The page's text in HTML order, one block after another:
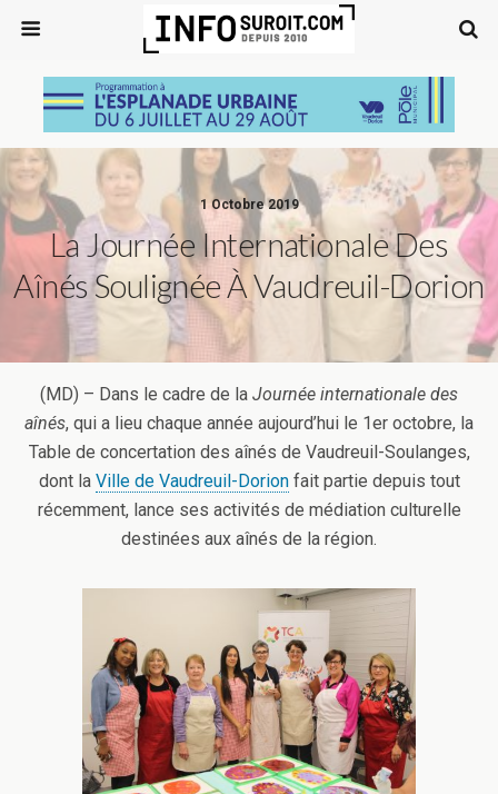
1 Octobre 2019
La Journée Internationale Des
Aînés Soulignée À Vaudreuil-Dorion
(MD) – Dans le cadre de la Journée internationale des
aînés, qui a lieu chaque année aujourd’hui le 1er octobre, la
Table de concertation des aînés de Vaudreuil-Soulanges,
dont la Ville de Vaudreuil-Dorionfait partie depuis tout
récemment, lance ses activités de médiation culturelle
destinées aux aînés de la région.